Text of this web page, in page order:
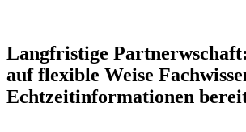
Langfristige
auf flexible Weise
Echtzeitinformationen